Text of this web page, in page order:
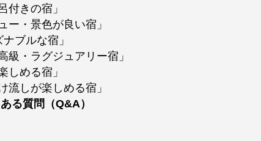
付きの宿」
ー・景色が良い宿」
ブルな宿」
級・ラグジュアリー宿」
しめる宿」
流しが楽しめる宿」
る質問（Q&A）